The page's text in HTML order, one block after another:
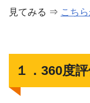
見てみる ⇒ こち
１．360度